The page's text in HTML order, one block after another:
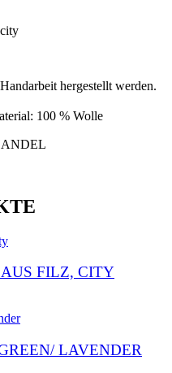
hergestellt werden.
100 % Wolle
FILZ, CITY
LAVENDER